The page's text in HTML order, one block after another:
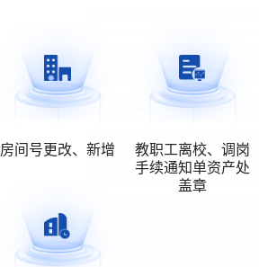
房间号更改、新增
教职工离校、调岗
手续通知单资产处
盖章